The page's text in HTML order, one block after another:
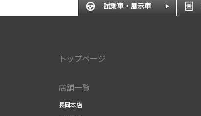
試乗車・展示車
トップページ
店舗一覧
長岡本店